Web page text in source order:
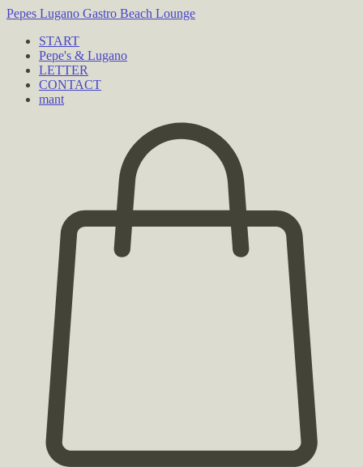
Pepes Lugano Gastro Beach Lounge
START
Pepe's & Lugano
LETTER
CONTACT
mant